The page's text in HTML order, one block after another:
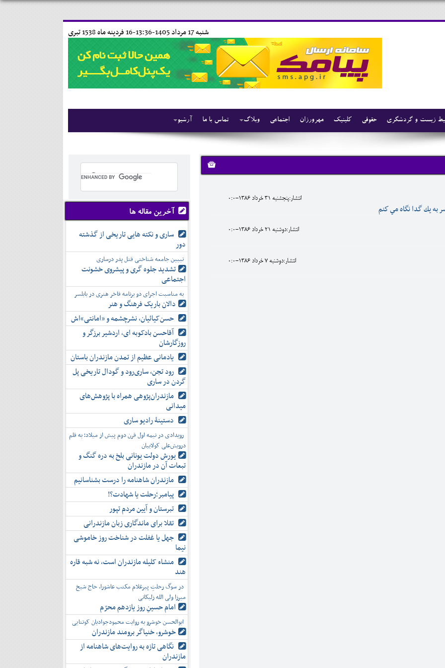
16 فردينه ماه 1538 تبری شنبه 17 مرداد 1405-13:36-
آرشیو تماس با ما وبلاگ اجتماعی مهرورزان کلینیک حقوقی زیست و گردشگری
انتشار:پنجشنبه 31 خرداد 1386-0:0
يك گدا نگاه مي كنم
انتشار:دوشنبه 21 خرداد 1386-0:0
انتشار:دوشنبه 7 خرداد 1386-0:0
آخرین مقاله ها
ساری و نکته هایی تاریخی از گذشته
دور
تبیین جامعه شناختی قتل پدر درساری
تشدید جلوه‌ گری و پیشروی خشونت
اجتماعی
به مناسبت اجرای دو برنامه فاخر هنری در بابلسر
دالان باریک فرهنگ و هنر
حسن‌کیائیان، نشرچشمه و «امانتی»اش
آقاحسن بادکوبه ای، اردشیر برزگر و
روزگارشان
یادمانی عظیم از تمدن مازندران باستان
رود تجن، ساری‌رود و گودال تاریخی پل
گردن در ساری
مازندران‌پژوهی همراه با پژوهش‌های
میدانی
دستینۀ رادیو ساری
رویدادی در نیمه اول قرن دوم پیش از میلاد؛ به قلم
درویش‌علی کولاییان
یورش دولت یونانی بلخ به دره گنگ و
تبعات آن در مازندران
مازندران شاهنامه را درست بشناسانیم
پیامبر؛رحلت یا شهادت؟!
تبرستان و آیین مردم تپور
تقلا برای ماندگاری زبان مازندرانی
جهل یا غفلت در شناخت روز خاموشی
نیما
منشاء کلیله مازندران است، نه شبه قاره
هند
در سوگ رحلتِ پیرغلام مکتب عاشورا، حاج شیخ
میرزا ولی الله زلیکانی
امام حسینِ روز یازدهم محرّم
ابوالحسن خوشرو به روایت محمودجوادیان کوتنایی
خوشرو، خنياگر برومند مازندران
نگاهی تازه به روایت‌های شاهنامه از
مازندران